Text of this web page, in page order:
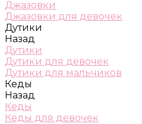
Джазовки
Джазовки для девочек
Дутики
Назад
Дутики
Дутики для девочек
Дутики для мальчиков
Кеды
Назад
Кеды
Кеды для девочек